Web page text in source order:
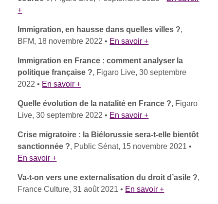
+
Immigration, en hausse dans quelles villes ?,
BFM, 18 novembre 2022 • En savoir +
Immigration en France : comment analyser la
politique française ?, Figaro Live, 30 septembre
2022 • En savoir +
Quelle évolution de la natalité en France ?, Figaro
Live, 30 septembre 2022 • En savoir +
Crise migratoire : la Biélorussie sera-t-elle bientôt
sanctionnée ?, Public Sénat, 15 novembre 2021 •
En savoir +
Va-t-on vers une externalisation du droit d’asile ?,
France Culture, 31 août 2021 • En savoir +